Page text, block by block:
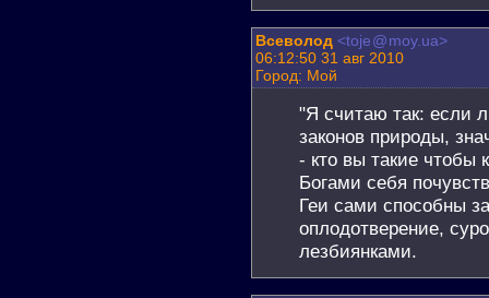
Всеволод <toje@moy.ua>
06:12:50 31 авг 2010
Город: Мой
"Я считаю так: если
законов природы,
- кто вы такие чтобы
Богами себя
Геи сами способны
оплодотверение,
лезбиянками.